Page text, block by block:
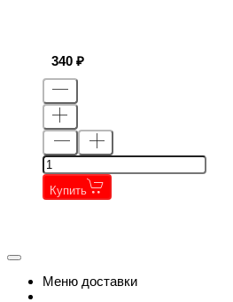
340
Купить
Меню доставки